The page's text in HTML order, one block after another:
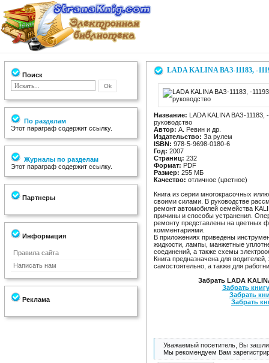
Поиск
По разделам
Этот параграф содержит ссылку.
Журналы по разделам
Этот параграф содержит ссылку.
Партнеры
Информация
Правила сайта
Написать нам
Реклама
LADA KALINA ВАЗ-11183, -
Название: LADA KALINA ВАЗ-11183,
руководство
Автор: А. Ревин и др.
Издательство: За рулем
ISBN: 978-5-9698-0180-6
Год: 2007
Страниц: 232
Формат: PDF
Размер: 255 МБ
Качество: отличное (цветное)
Книга из серии многокрасочных
своими силами. В руководстве
ремонт автомобилей семейства
причины и способы устранения.
ремонту представлены на цветных
комментариями.
В приложениях приведены
жидкости, лампы, манжетные
соединений, а также схемы
Книга предназначена для
самостоятельно, а также для
Забрать LADA
Забрать
Забрать
Забрать
Уважаемый посетитель, Вы зашли
Мы рекомендуем Вам